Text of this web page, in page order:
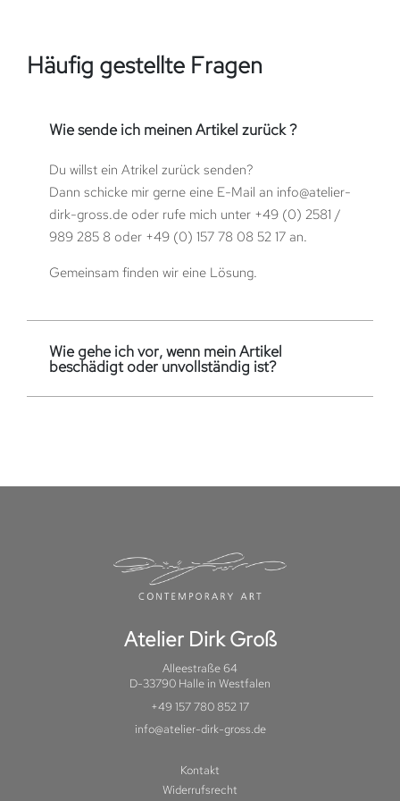
Häufig gestellte Fragen
Wie sende ich meinen Artikel zurück ?
Du willst ein Atrikel zurück senden?
Dann schicke mir gerne eine E-Mail an info@atelier-
dirk-gross.de oder rufe mich unter +49 (0) 2581 /
989 285 8 oder +49 (0) 157 78 08 52 17 an.
Gemeinsam finden wir eine Lösung.
Wie gehe ich vor, wenn mein Artikel
beschädigt oder unvollständig ist?
Atelier Dirk Groß
Alleestraße 64
D-33790 Halle in Westfalen
+49 157 780 852 17
info@atelier-dirk-gross.de
Kontakt
Widerrufsrecht